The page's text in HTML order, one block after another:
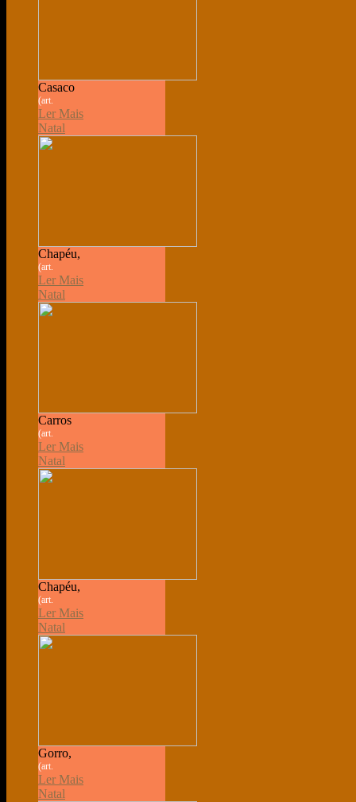
Casaco
(art.
Ler Mais
Natal
Chapéu,
(art.
Ler Mais
Natal
Carros
(art.
Ler Mais
Natal
Chapéu,
(art.
Ler Mais
Natal
Gorro,
(art.
Ler Mais
Natal